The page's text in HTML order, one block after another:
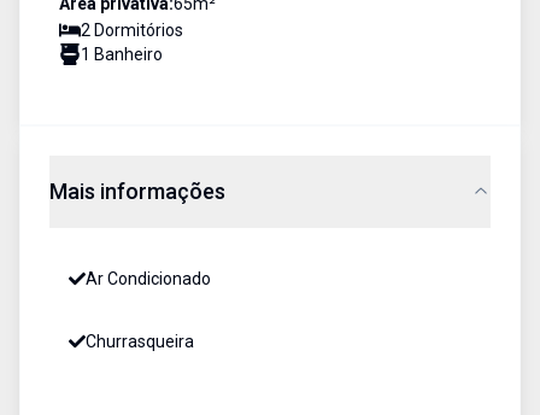
2 Dormitórios
1 Banheiro
Mais informações
Ar Condicionado
Churrasqueira